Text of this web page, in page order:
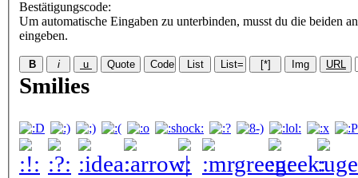
Bestätigungscode:
Um automatische Eingaben zu unterbinden, musst du die beiden
eingeben.
Smilies